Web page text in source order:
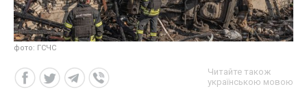
фото: ГСЧС
Читайте також
українською мовою